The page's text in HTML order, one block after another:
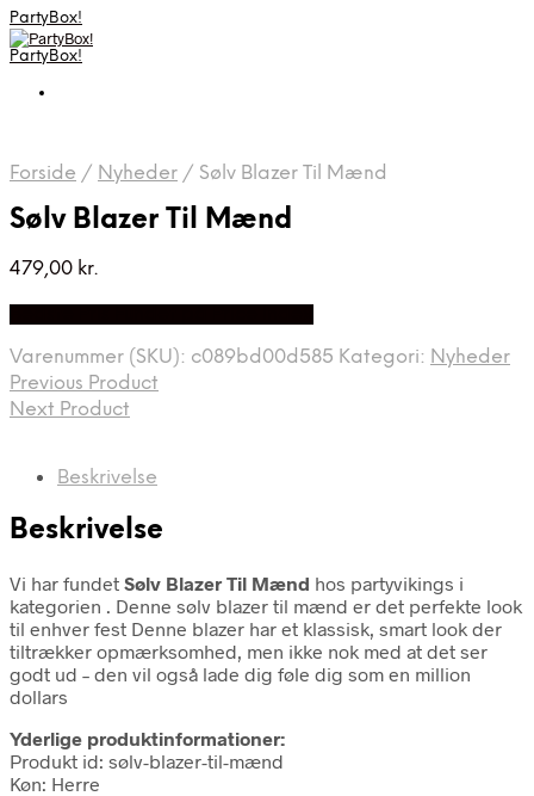
PartyBox!
PartyBox!
Forside / Nyheder / Sølv Blazer Til Mænd
Sølv Blazer Til Mænd
479,00 kr.
Varenummer (SKU): c089bd00d585 Kategori: Nyheder
Previous Product
Next Product
Beskrivelse
Beskrivelse
Vi har fundet Sølv Blazer Til Mænd hos partyvikings i
kategorien . Denne sølv blazer til mænd er det perfekte look
til enhver fest Denne blazer har et klassisk, smart look der
tiltrækker opmærksomhed, men ikke nok med at det ser
godt ud – den vil også lade dig føle dig som en million
dollars
Yderlige produktinformationer:
Produkt id: sølv-blazer-til-mænd
Køn: Herre